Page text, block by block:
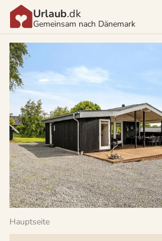
Urlaub.dk
Gemeinsam nach Dänemark
Hauptseite